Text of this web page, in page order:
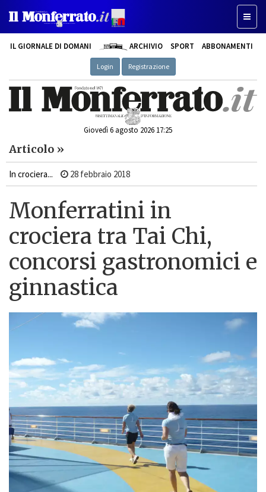
IL GIORNALE DI DOMANI ARCHIVIO SPORT ABBONAMENTI
Login Registrazione
Giovedì 6 agosto 2026 17:25
Articolo »
In crociera... 28 febbraio 2018
Monferratini in
crociera tra Tai Chi,
concorsi gastronomici e
ginnastica